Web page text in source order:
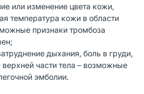
или изменение цвета кожи,
температура кожи в области
признаки тромбоза
дыхания, боль в груди,
верхней части тела – возможные
эмболии.